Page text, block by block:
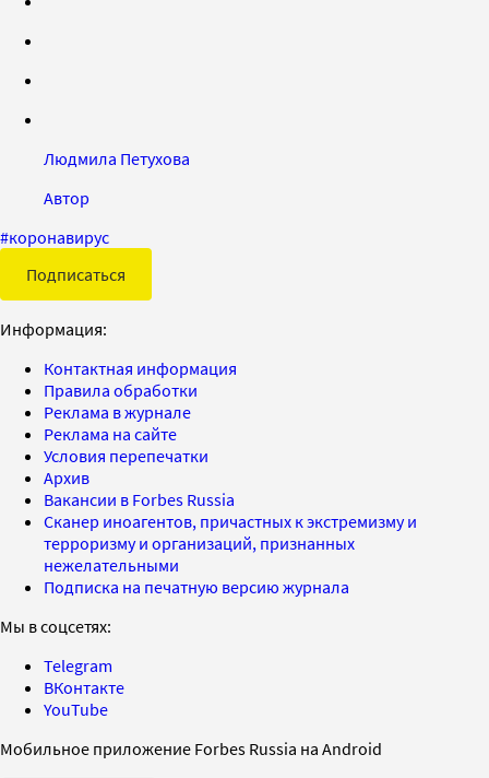
Людмила Петухова
Автор
#коронавирус
Подписаться
Информация:
Контактная информация
Правила обработки
Реклама в журнале
Реклама на сайте
Условия перепечатки
Архив
Вакансии в Forbes Russia
Сканер иноагентов, причастных к экстремизму и
терроризму и организаций, признанных
нежелательными
Подписка на печатную версию журнала
Мы в соцсетях:
Telegram
ВКонтакте
YouTube
Мобильное приложение Forbes Russia на Android